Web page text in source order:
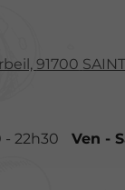
91700
- 22h30 Ven -